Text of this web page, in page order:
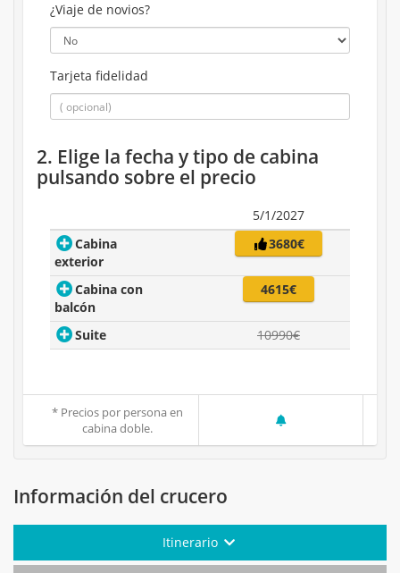
¿Viaje de novios?
Tarjeta fidelidad
2. Elige la fecha y tipo de cabina
pulsando sobre el precio
5/1/2027
Cabina
exterior
3680€
Cabina con
balcón
4615€
Suite 10990€
* Precios por persona en
cabina doble.
Información del crucero
Itinerario